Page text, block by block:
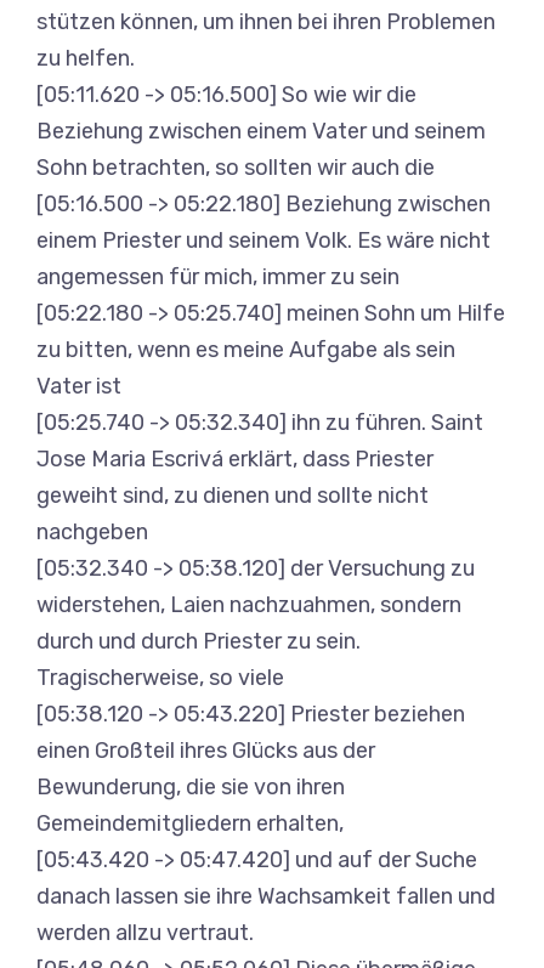
stützen können, um ihnen bei ihren Problemen
zu helfen.
[05:11.620 -> 05:16.500] So wie wir die
Beziehung zwischen einem Vater und seinem
Sohn betrachten, so sollten wir auch die
[05:16.500 -> 05:22.180] Beziehung zwischen
einem Priester und seinem Volk. Es wäre nicht
angemessen für mich, immer zu sein
[05:22.180 -> 05:25.740] meinen Sohn um Hilfe
zu bitten, wenn es meine Aufgabe als sein
Vater ist
[05:25.740 -> 05:32.340] ihn zu führen. Saint
Jose Maria Escrivá erklärt, dass Priester
geweiht sind, zu dienen und sollte nicht
nachgeben
[05:32.340 -> 05:38.120] der Versuchung zu
widerstehen, Laien nachzuahmen, sondern
durch und durch Priester zu sein.
Tragischerweise, so viele
[05:38.120 -> 05:43.220] Priester beziehen
einen Großteil ihres Glücks aus der
Bewunderung, die sie von ihren
Gemeindemitgliedern erhalten,
[05:43.420 -> 05:47.420] und auf der Suche
danach lassen sie ihre Wachsamkeit fallen und
werden allzu vertraut.